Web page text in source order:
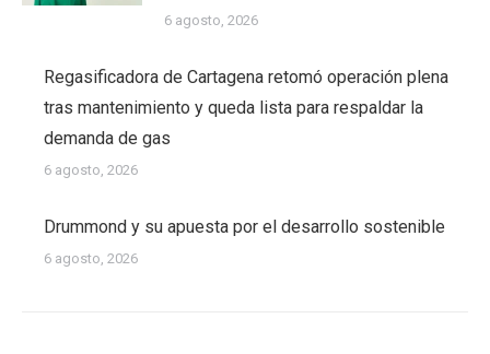
6 agosto, 2026
Regasificadora de Cartagena retomó operación plena
tras mantenimiento y queda lista para respaldar la
demanda de gas
6 agosto, 2026
Drummond y su apuesta por el desarrollo sostenible
6 agosto, 2026